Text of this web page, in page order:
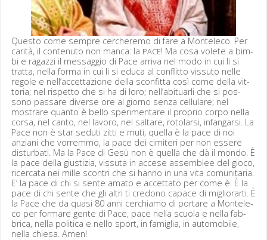
Questo come sem­pre cercher­e­mo di fare a Mon­t­ele­co. Per
car­ità, il con­tenu­to non man­ca: la PACE! Ma cosa volete a bim­
bi e ragazzi il mes­sag­gio di Pace arri­va nel modo in cui li si
trat­ta, nel­la for­ma in cui li si edu­ca al con­flit­to vis­su­to nelle
regole e nell’accettazione del­la scon­fit­ta così come del­la vit­
to­ria; nel rispet­to che si ha di loro; nell’abituarli che si pos­
sono pas­sare diverse ore al giorno sen­za cel­lu­lare; nel
mostrare quan­to è bel­lo sper­i­menta­re il pro­prio cor­po nel­la
cor­sa, nel can­to, nel lavoro, nel saltare, roto­lar­si, infan­gar­si. La
Pace non è star sedu­ti zit­ti e muti; quel­la è la pace di noi
anziani che vor­rem­mo, la pace dei cimi­teri per non essere
dis­tur­bati. Ma la Pace di Gesù non è quel­la che dà il mon­do. È
la pace del­la gius­tizia, vis­su­ta in accese assem­blee del gio­co,
ricer­ca­ta nei mille scon­tri che si han­no in una vita comu­ni­taria.
E’ la pace di chi si sente ama­to e accetta­to per come è. È la
pace di chi sente che gli altri ti cre­dono capace di miglio­rar­ti. È
la Pace che da qua­si 80 anni cer­chi­amo di portare a Mon­t­ele­
co per for­mare gente di Pace, pace nel­la scuo­la e nel­la fab­
bri­ca, nel­la polit­i­ca e nel­lo sport, in famiglia, in auto­mo­bile,
nel­la chiesa. Amen!